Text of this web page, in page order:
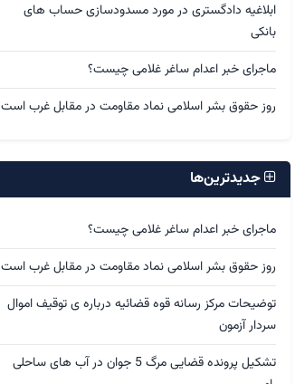
ابلاغیه دادگستری در مورد مسدودسازی حساب های
بانکی
ماجرای خبر اعدام ساغر غلامی چیست؟
روز حقوق بشر اسلامی نماد مقاومت در مقابل غرب است
جدیدترین‌ها
ماجرای خبر اعدام ساغر غلامی چیست؟
روز حقوق بشر اسلامی نماد مقاومت در مقابل غرب است
توضیحات مرکز رسانه قوه قضائیه درباره ی توقیف اموال
سردار آزمون
تشکیل پرونده قضایی مرگ 5 جوان در آب های ساحلی